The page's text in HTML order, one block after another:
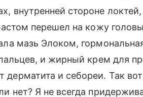
внутренней стороне
перешел на кожу
мазь Элоком,
и жирный крем для
и себореи. Так вот
нет? Я не всегда